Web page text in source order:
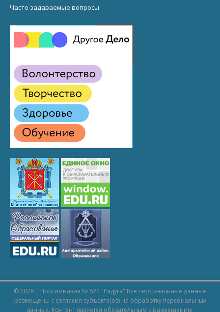
Часто задаваемые вопросы
© 2026 | Прогимназия № 624 "Радуга" Все персональные данные
размещены с согласия субъекта(ов) на обработку персональных
данных. Контент является обязательным к размещению.